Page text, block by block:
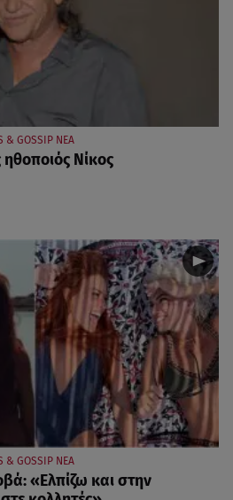
& GOSSIP ΝΕΑ
Νίκος
& GOSSIP ΝΕΑ
«Ελπίζω και στην